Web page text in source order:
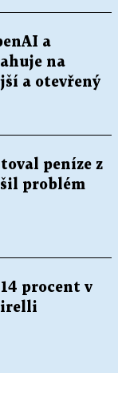
a
na
a otevřený
peníze z
problém
procent v